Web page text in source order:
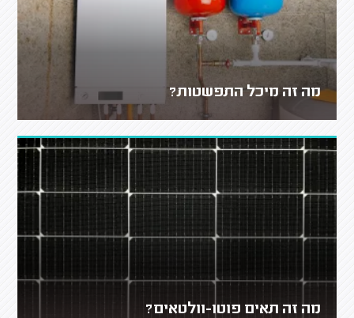
מה זה מיכל התפשטות?
מה זה תאים פוטו-וולטאים?